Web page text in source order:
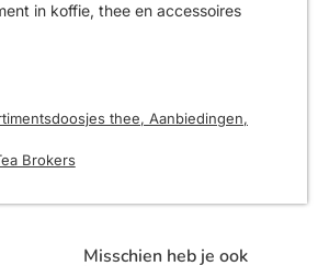
in koffie, thee en accessoires
thee, Aanbiedingen,
Brokers
Misschien heb je ook